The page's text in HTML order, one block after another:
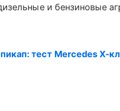
и бензиновые
тест Mercedes X-